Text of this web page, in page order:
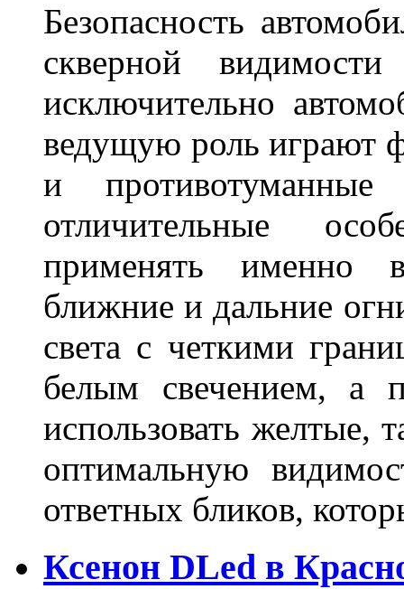
Безопасность
скверной видимости
исключительно
ведущую роль играют
и
отличительные
применять именно
ближние и дальние
света с четкими
белым свечением, а
использовать желтые,
оптимальную
ответных бликов,
Ксенон DLed в